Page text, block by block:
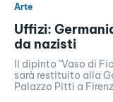
Arte
Uffizi:
da nazisti
Il dipinto "Vaso di
sarà restituito alla
Palazzo Pitti a